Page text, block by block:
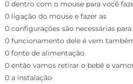
0 dentro com o mouse para você
0 ligação do mouse e fazer as
0 configurações são necessárias para
0 funcionamento dele é vem
0 fonte de alimentação
0 então vamos retirar o bebê e
0 a instalação